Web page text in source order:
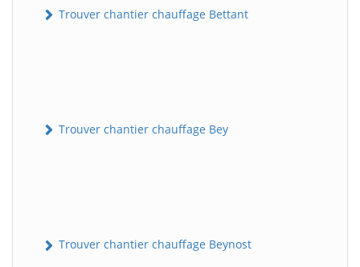
Trouver chantier chauffage Bettant
Trouver chantier chauffage Bey
Trouver chantier chauffage Beynost